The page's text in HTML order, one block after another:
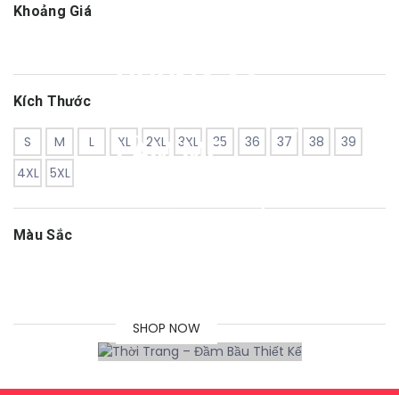
Khoảng Giá
Kích Thước
S M L XL 2XL 3XL 35 36 37 38
39
4XL
5XL
Màu Sắc
NHỮNG CÔ
LÀM MẸ
PHẨM THỜI
SHOP NOW